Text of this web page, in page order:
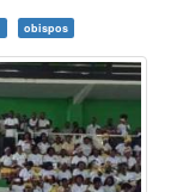
obispos